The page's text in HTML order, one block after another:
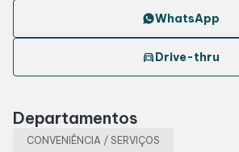
Lojas e Restaurantes
Lojas
WhatsApp
directions_carDrive-thru
Departamentos
CONVENIÊNCIA / SERVIÇOS